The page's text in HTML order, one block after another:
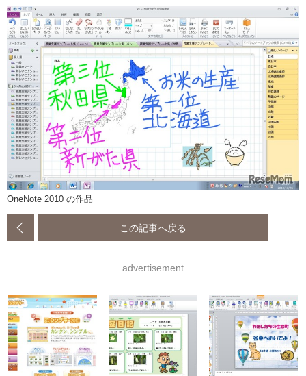
OneNote 2010 の作品
この記事へ戻る
advertisement